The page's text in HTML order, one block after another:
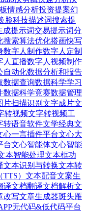
情感分析投资提案幻
脸科技描述词搜索提
成提示词交易提示词分
搜索算法优化搭画快写
数字人制作数字人定制
人直播数字人视频制作
自动化数据分析和报告
数据查询数据科学学习
数据科学竞赛数据管理
片扫描识别 文字成片文
转视频文字转视频工
转语音软件文学经典文
心一言插件平台文心大
台文心智能体文心智能
本智能处理文本框功
文本识别与转换文本转
） 文本配音文案生
译文档翻译文档解析文
改写文章生成器斑头雁
无代码&低代码平台